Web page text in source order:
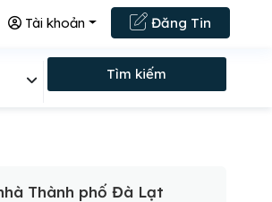
Đăng Tin
Tài khoản
Thành phố Đà Lạt
Tìm kiếm